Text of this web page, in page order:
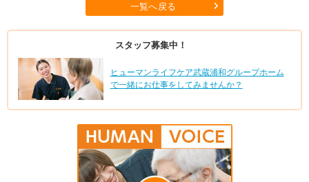
一覧へ戻る
スタッフ募集中！
ヒューマンライフケア武蔵浦和グループホーム
で一緒にお仕事をしてみませんか？